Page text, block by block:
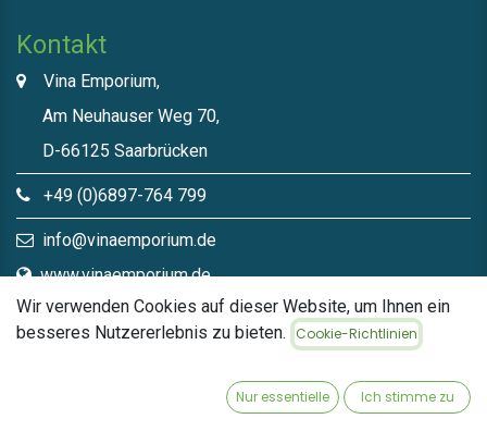
Kontakt
Vina Emporium,
Am Neuhauser Weg 70,
D-66125 Saarbrücken
+49 (0)6897-764 799
info@vinaemporium.de
www.vinaemporium.de
Direktlinks​
Wir verwenden Cookies auf dieser Website, um Ihnen ein
besseres Nutzererlebnis zu bieten.
Cookie-Richtlinien
Nur essentielle Ich stimme zu